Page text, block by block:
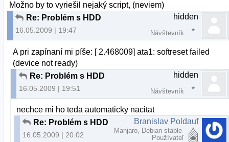
Možno by to vyriešil nejaký script, (neviem)
Re: Problém s HDD
16.05.2009 | 19:47
hidden
Návštevník
A pri zapínaní mi píše: [ 2.468009] ata1: softreset failed
(device not ready)
Re: Problém s HDD
16.05.2009 | 19:51
hidden
Návštevník
nechce mi ho teda automaticky nacitat
Re: Problém s HDD
16.05.2009 | 20:02
Branislav Poldauf
Manjaro, Debian stable
Používateľ